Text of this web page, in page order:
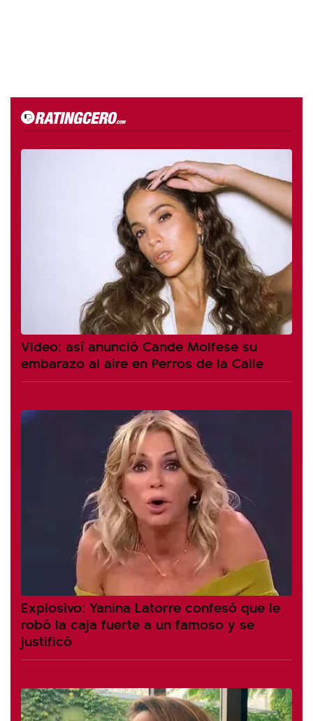
Video: así anunció Cande Molfese su
embarazo al aire en Perros de la Calle
Explosivo: Yanina Latorre confesó que le
robó la caja fuerte a un famoso y se
justificó